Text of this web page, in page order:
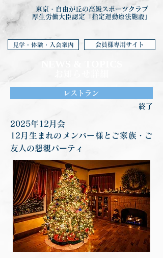
東京・自由が丘の高級スポーツクラブ
厚生労働大臣認定「指定運動療法施設」
見学・体験・入会案内 会員様専用サイト
レストラン
終了
2025年12月会
12月生まれのメンバー様とご家族・ご
友人の懇親パーティ